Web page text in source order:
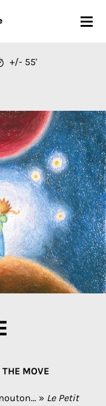
FR EN
+/- 55'
THE MOVE
» Le Petit